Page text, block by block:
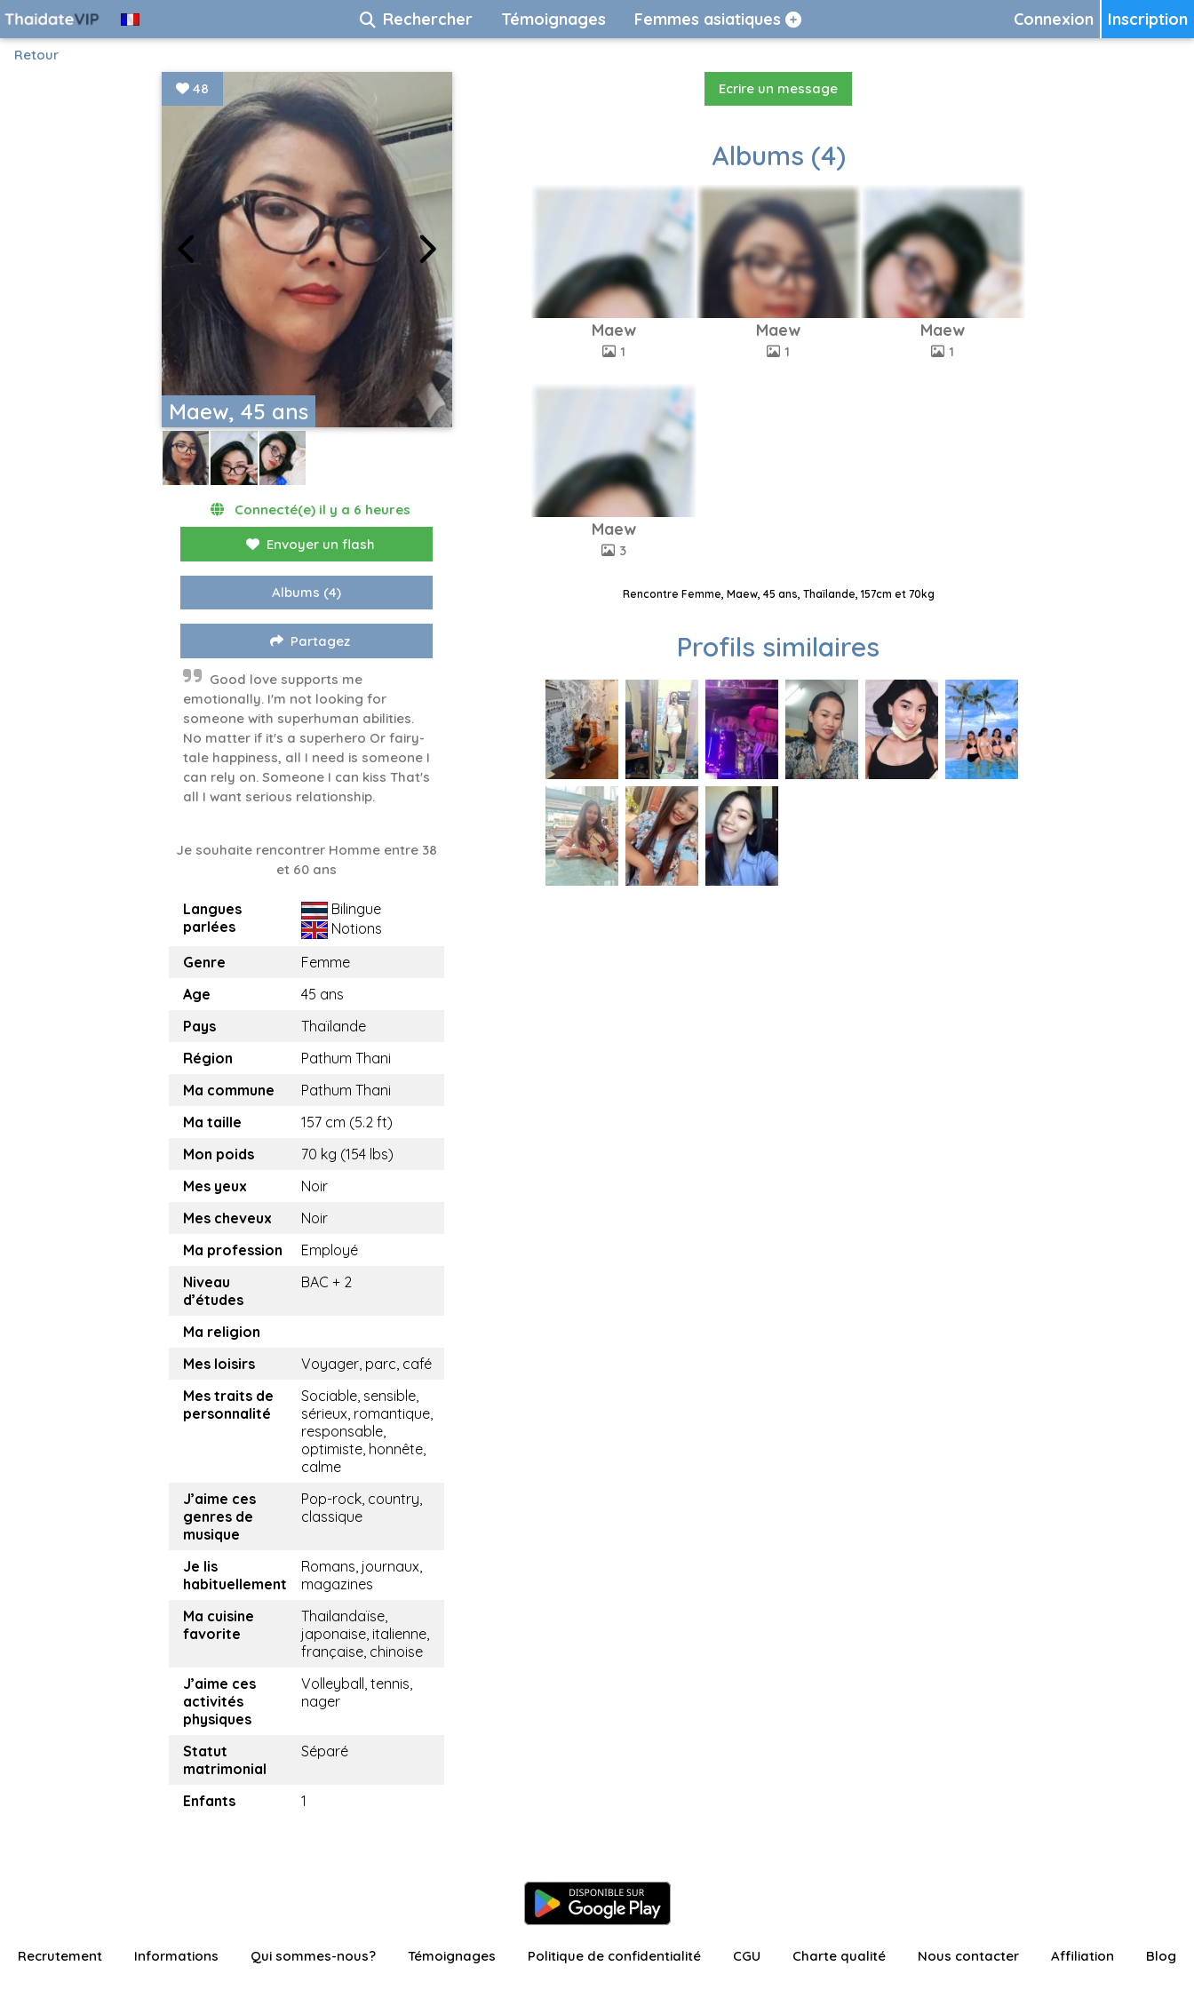
Inscription
Connexion
Rechercher Témoignages Femmes asiatiques
Retour
Maew, 45 ans
48
Connecté(e) il y a 6 heures
Envoyer un flash
Albums (4)
Partagez
Good love supports me
emotionally. I'm not looking for
someone with superhuman abilities.
No matter if it's a superhero Or fairy-
tale happiness, all I need is someone I
can rely on. Someone I can kiss That's
all I want serious relationship.
Je souhaite rencontrer Homme entre 38
et 60 ans
Langues
parlées
Bilingue
Notions
Genre
Femme
Age
45 ans
Pays
Thaïlande
Région
Pathum Thani
Ma commune
Pathum Thani
Ma taille
157 cm (5.2 ft)
Mon poids
70 kg (154 lbs)
Mes yeux
Noir
Mes cheveux
Noir
Ma profession
Employé
Niveau
d’études
BAC + 2
Ma religion
Mes loisirs
Voyager, parc, café
Mes traits de
personnalité
Sociable, sensible,
sérieux, romantique,
responsable,
optimiste, honnête,
calme
J’aime ces
genres de
musique
Pop-rock, country,
classique
Je lis
habituellement
Romans, journaux,
magazines
Ma cuisine
favorite
Thailandaïse,
japonaise, italienne,
française, chinoise
J’aime ces
activités
physiques
Volleyball, tennis,
nager
Statut
matrimonial
Séparé
Enfants 1
Ecrire un message
Albums (4)
Maew
1
Maew
1
Maew
1
Maew
3
Rencontre Femme, Maew, 45 ans, Thaïlande, 157cm et 70kg
Profils similaires
Recrutement Informations Qui sommes-nous? Témoignages Politique de confidentialité CGU Charte qualité Nous contacter Affiliation Blog